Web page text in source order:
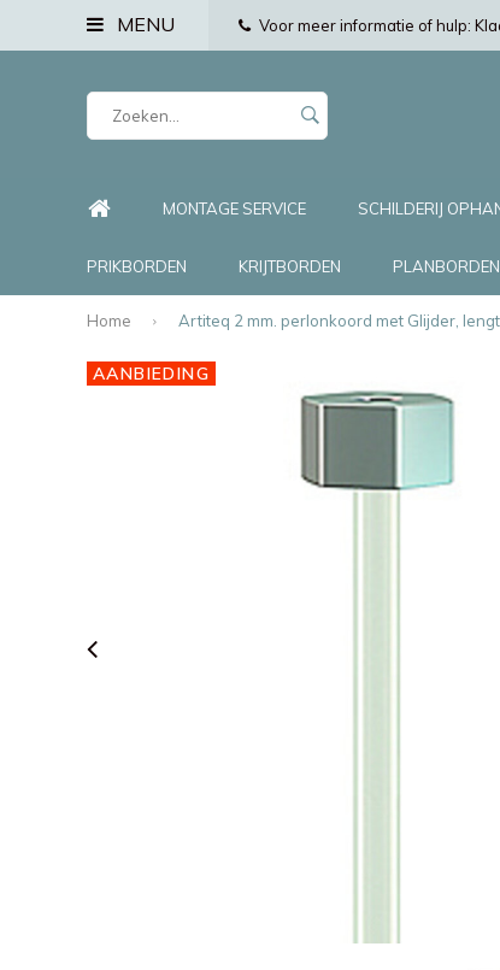
MENU Voor meer informatie of hulp:
MONTAGE SERVICE SCHILDERIJ
PRIKBORDEN KRIJTBORDEN PLANBORDEN
Home Artiteq 2 mm. perlonkoord met Glijder,
AANBIEDING